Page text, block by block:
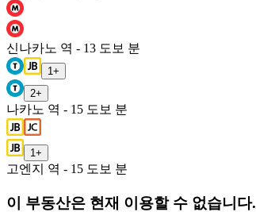
신나카노 역 - 13 도보 분
1 +
2+
나카노 역 - 15 도보 분
1 +
고엔지 역 - 15 도보 분
이 부동산은 현재 이용할 수 없습니다.